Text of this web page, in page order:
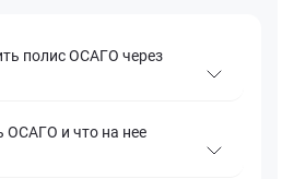
полис ОСАГО через
ОСАГО и что на нее